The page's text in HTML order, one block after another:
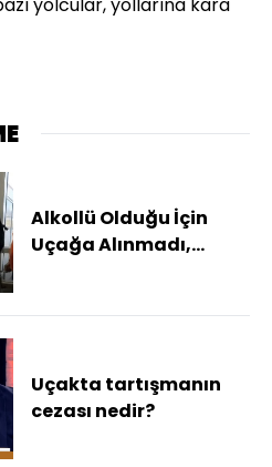
Alkollü Olduğu İçin
Uçağa Alınmadı,
Uçakta tartışmanın
cezası nedir?